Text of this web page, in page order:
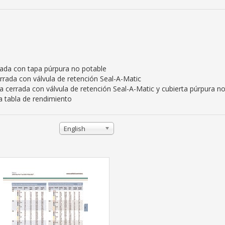
con tapa púrpura no potable
con válvula de retención Seal-A-Matic
cerrada con válvula de retención Seal-A-Matic y cubierta púrpura
tabla de rendimiento
English